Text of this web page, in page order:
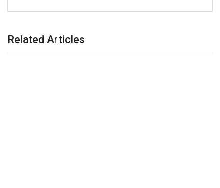
Related Articles